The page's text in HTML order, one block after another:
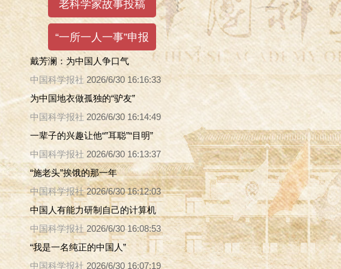
戴芳澜：为中国人争口气
中国科学报社 2026/6/30 16:16:33
为中国地衣做孤独的“驴友”
中国科学报社 2026/6/30 16:14:49
一辈子的兴趣让他“”耳聪”“目明”
中国科学报社 2026/6/30 16:13:37
“施老头”挨饿的那一年
中国科学报社 2026/6/30 16:12:03
中国人有能力研制自己的计算机
中国科学报社 2026/6/30 16:08:53
“我是一名纯正的中国人”
中国科学报社 2026/6/30 16:07:19